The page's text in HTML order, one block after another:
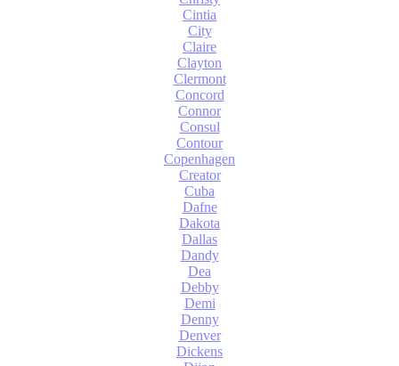
Cintia
City
Claire
Clayton
Clermont
Concord
Connor
Consul
Contour
Copenhagen
Creator
Cuba
Dafne
Dakota
Dallas
Dandy
Dea
Debby
Demi
Denny
Denver
Dickens